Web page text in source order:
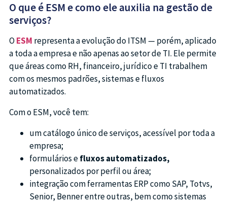
O que é ESM e como ele auxilia na gestão de
serviços?
O ESM representa a evolução do ITSM — porém, aplicado
a toda a empresa e não apenas ao setor de TI. Ele permite
que áreas como RH, financeiro, jurídico e TI trabalhem
com os mesmos padrões, sistemas e fluxos
automatizados.
Com o ESM, você tem:
um catálogo único de serviços, acessível por toda a
empresa;
formulários efluxos automatizados,
personalizados por perfil ou área;
integração com ferramentas ERP como SAP, Totvs,
Senior, Benner entre outras, bem como sistemas